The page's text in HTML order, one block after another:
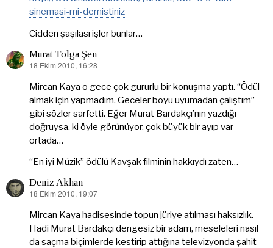
sinemasi-mi-demistiniz
Cidden şaşılası işler bunlar…
Murat Tolga Şen
dedi
18 Ekim 2010, 16:28
Mircan Kaya o gece çok gururlu bir konuşma yaptı. “Ödül
almak için yapmadım. Geceler boyu uyumadan çalıştım”
gibi sözler sarfetti. Eğer Murat Bardakçı’nın yazdığı
doğruysa, ki öyle görünüyor, çok büyük bir ayıp var
ortada…
“En iyi Müzik” ödülü Kavşak filminin hakkıydı zaten…
Deniz Akhan
dedi
18 Ekim 2010, 19:07
Mircan Kaya hadisesinde topun jüriye atılması haksızlık.
Hadi Murat Bardakçı dengesiz bir adam, meseleleri nasıl
da saçma biçimlerde kestirip attığına televizyonda şahit